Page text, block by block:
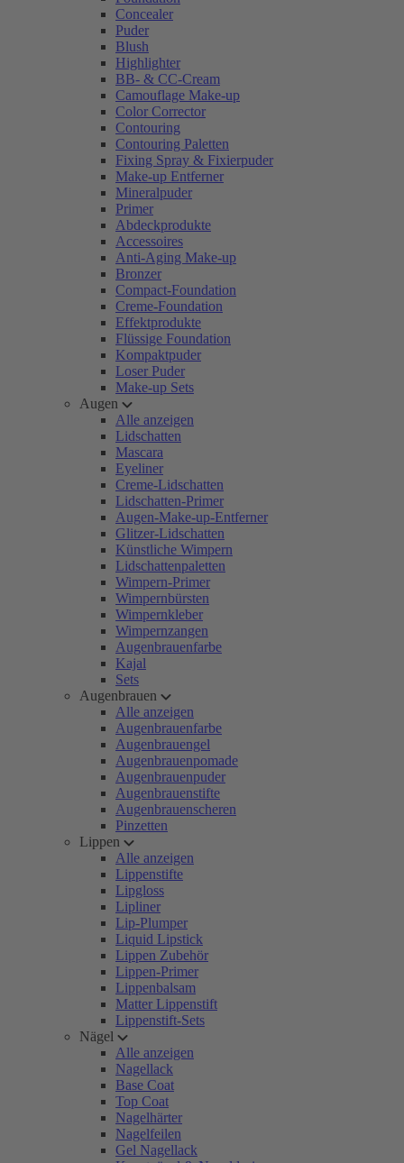
Concealer
Puder
Blush
Highlighter
BB- & CC-Cream
Camouflage Make-up
Color Corrector
Contouring
Contouring Paletten
Fixing Spray & Fixierpuder
Make-up Entferner
Mineralpuder
Primer
Abdeckprodukte
Accessoires
Anti-Aging Make-up
Bronzer
Compact-Foundation
Creme-Foundation
Effektprodukte
Flüssige Foundation
Kompaktpuder
Loser Puder
Make-up Sets
Augen
Alle anzeigen
Lidschatten
Mascara
Eyeliner
Creme-Lidschatten
Lidschatten-Primer
Augen-Make-up-Entferner
Glitzer-Lidschatten
Künstliche Wimpern
Lidschattenpaletten
Wimpern-Primer
Wimpernbürsten
Wimpernkleber
Wimpernzangen
Augenbrauenfarbe
Kajal
Sets
Augenbrauen
Alle anzeigen
Augenbrauenfarbe
Augenbrauengel
Augenbrauenpomade
Augenbrauenpuder
Augenbrauenstifte
Augenbrauenscheren
Pinzetten
Lippen
Alle anzeigen
Lippenstifte
Lipgloss
Lipliner
Lip-Plumper
Liquid Lipstick
Lippen Zubehör
Lippen-Primer
Lippenbalsam
Matter Lippenstift
Lippenstift-Sets
Nägel
Alle anzeigen
Nagellack
Base Coat
Top Coat
Nagelhärter
Nagelfeilen
Gel Nagellack